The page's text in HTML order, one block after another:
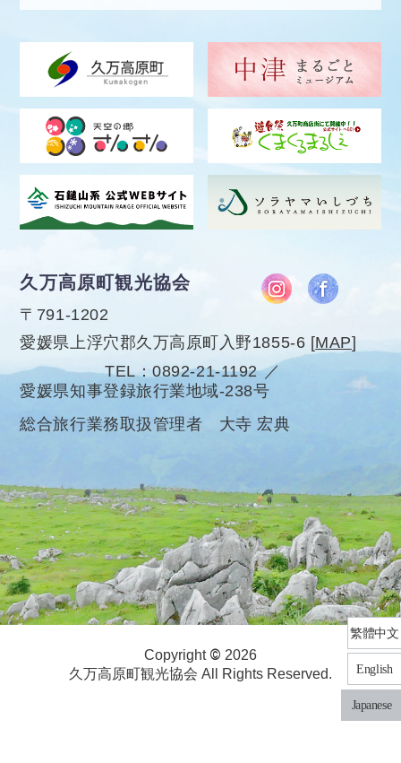
繁體中文
English
Japanese
久万高原町観光協会
〒791-1202
愛媛県上浮穴郡久万高原町入野1855-6 [MAP]
TEL
0892-21-1192
愛媛県知事登録旅行業地域-238号
総合旅行業務取扱管理者 大寺 宏典
Copyright © 2026
久万高原町観光協会 All Rights Reserved.